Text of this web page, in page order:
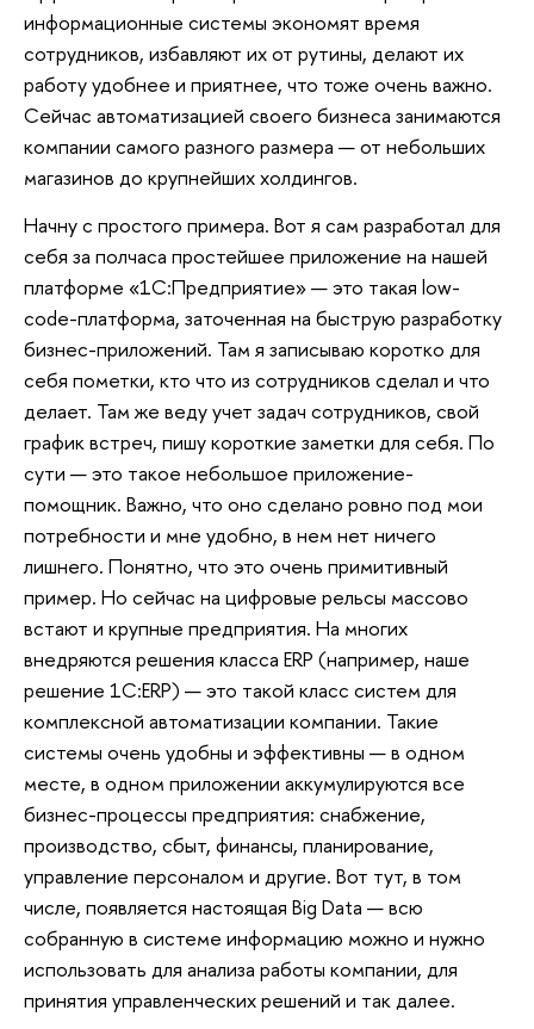
информационные системы экономят время
сотрудников, избавляют их от рутины, делают их
работу удобнее и приятнее, что тоже очень важно.
Сейчас автоматизацией своего бизнеса занимаются
компании самого разного размера — от небольших
магазинов до крупнейших холдингов.
Начну с простого примера. Вот я сам разработал для
себя за полчаса простейшее приложение на нашей
платформе «1С:Предприятие» — это такая low-
code-платформа, заточенная на быструю разработку
бизнес-приложений. Там я записываю коротко для
себя пометки, кто что из сотрудников сделал и что
делает. Там же веду учет задач сотрудников, свой
график встреч, пишу короткие заметки для себя. По
сути — это такое небольшое приложение-
помощник. Важно, что оно сделано ровно под мои
потребности и мне удобно, в нем нет ничего
лишнего. Понятно, что это очень примитивный
пример. Но сейчас на цифровые рельсы массово
встают и крупные предприятия. На многих
внедряются решения класса ERP (например, наше
решение 1C:ERP) — это такой класс систем для
комплексной автоматизации компании. Такие
системы очень удобны и эффективны — в одном
месте, в одном приложении аккумулируются все
бизнес-процессы предприятия: снабжение,
производство, сбыт, финансы, планирование,
управление персоналом и другие. Вот тут, в том
числе, появляется настоящая Big Data‎ — всю
собранную в системе информацию можно и нужно
использовать для анализа работы компании, для
принятия управленческих решений и так далее.